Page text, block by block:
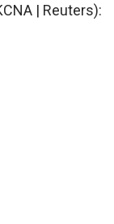
| Reuters):